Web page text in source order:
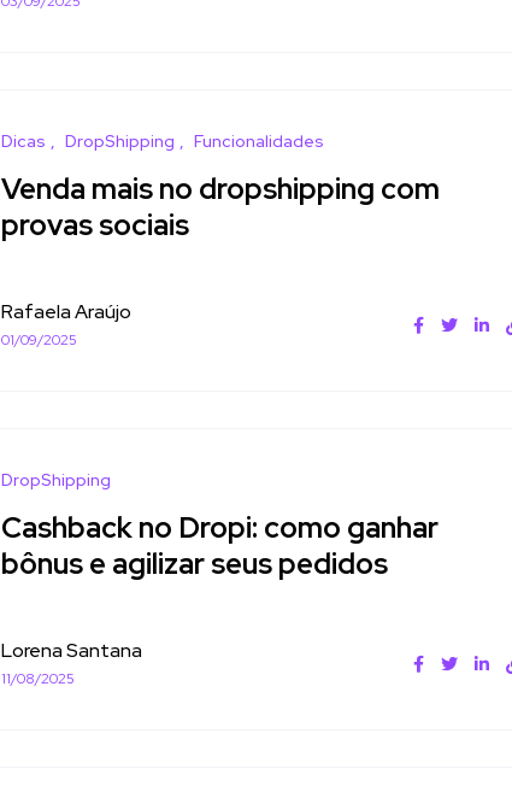
Dicas DropShipping Funcionalidades
Venda mais no dropshipping com
provas sociais
Rafaela Araújo
01/09/2025
DropShipping
Cashback no Dropi: como ganhar
bônus e agilizar seus pedidos
Lorena Santana
11/08/2025